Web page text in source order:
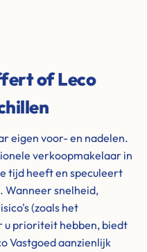
of Leco
eigen voor- en nadelen.
verkoopmakelaar in
tijd heeft en speculeert
Wanneer snelheid,
(zoals het
u prioriteit hebben, biedt
Vastgoed aanzienlijk